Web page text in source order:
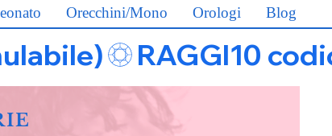
Orecchini/Mono Orologi Blog